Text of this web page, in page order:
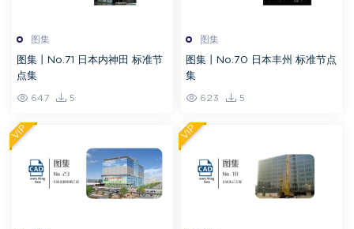
图集
图集丨No.71 日本内神田 标准节
点集
647 5
图集
图集丨No.70 日本丰州 标准节点
集
623 5
VIP VIP